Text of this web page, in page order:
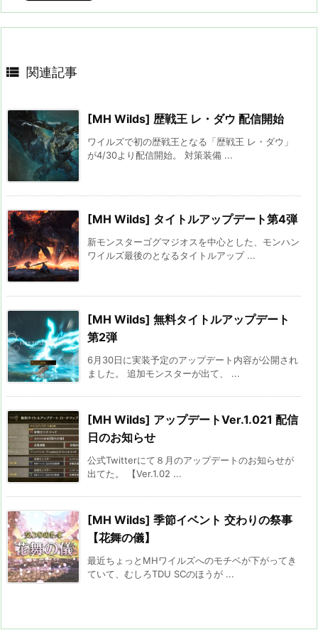
 関連記事
[MH Wilds] 歴戦王 レ・ダウ 配信開始
ワイルズで初の歴戦王となる「歴戦王 レ・ダウ」
が4/30より配信開始。 対策装備 ...
[MH Wilds] タイトルアップデート第4弾
新モンスターゴグマジオスを中心とした、モンハン
ワイルズ最後のとなるタイトルアップ ...
[MH Wilds] 無料タイトルアップデート
第2弾
6月30日に実装予定のアップデート内容が公開され
ました。 追加モンスターが出て、 ...
[MH Wilds] アップデートVer.1.021 配信
日のお知らせ
公式Twitterにて８月のアップデートのお知らせが
出てた。 【Ver.1.02 ...
[MH Wilds] 季節イベント 交わりの祭事
【花舞の儀】
最近ちょっとMHワイルズへのモチベが下がってき
ていて、むしろTDU SCのほうが ...